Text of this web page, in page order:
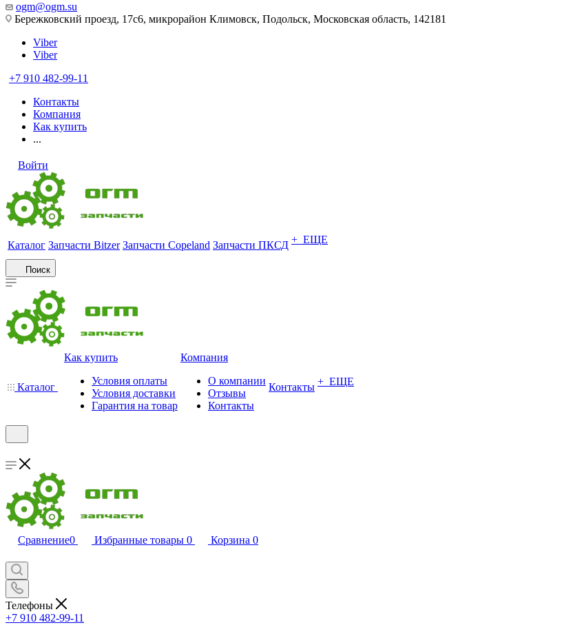
ogm@ogm.su
Бережковский проезд, 17с6, микрорайон Климовск, Подольск, Московская область, 142181
Viber
Viber
+7 910 482-99-11
Контакты
Компания
Как купить
...
Войти
Каталог Запчасти Bitzer Запчасти Copeland Запчасти ПКСД + ЕЩЕ
Поиск
Каталог
Как купить
Условия оплаты
Условия доставки
Гарантия на товар
Компания
О компании
Отзывы
Контакты
Контакты + ЕЩЕ
Сравнение0 Избранные товары 0 Корзина 0
Телефоны
+7 910 482-99-11